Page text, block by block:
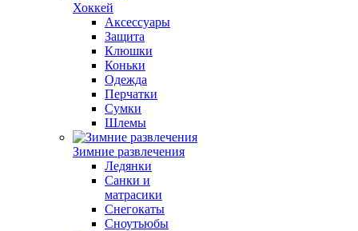
Хоккей
Аксессуары
Защита
Клюшки
Коньки
Одежда
Перчатки
Сумки
Шлемы
Зимние развлечения
Ледянки
Санки и
матрасики
Снегокаты
Сноутьюбы